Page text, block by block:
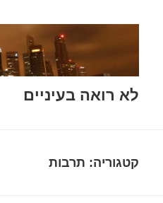
לא רואה בעיניים
קטגוריה: תרבות